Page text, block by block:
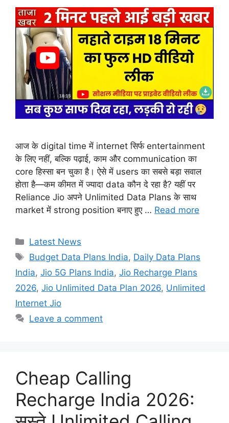
आज के digital time में internet सिर्फ entertainment
के लिए नहीं, बल्कि पढ़ाई, काम और communication का
core हिस्सा बन चुका है। ऐसे में users का सबसे बड़ा सवाल
होता है—कम कीमत में ज्यादा data कौन दे रहा है? यहीं पर
Reliance Jio अपने Unlimited Data Plans के साथ
market में strong position बनाए हुए … Read more
Categories
Latest News
Tags
Budget Data Plans India, Daily Data Plans
India, Jio 5G Plans India, Jio Recharge Plans
2026, Jio Unlimited Data Plan 2026, Unlimited
Internet Jio
Leave a comment
Cheap Calling
Recharge India 2026: